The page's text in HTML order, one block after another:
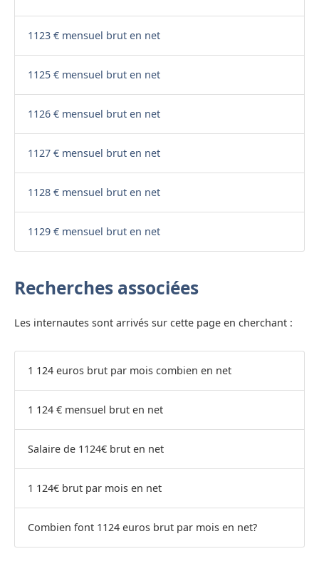
1123 € mensuel brut en net
1125 € mensuel brut en net
1126 € mensuel brut en net
1127 € mensuel brut en net
1128 € mensuel brut en net
1129 € mensuel brut en net
Recherches associées
Les internautes sont arrivés sur cette page en cherchant :
1 124 euros brut par mois combien en net
1 124 € mensuel brut en net
Salaire de 1124€ brut en net
1 124€ brut par mois en net
Combien font 1124 euros brut par mois en net?